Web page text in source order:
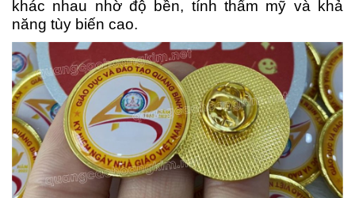
khác nhau nhờ độ bền, tính thẩm mỹ và khả
năng tùy biến cao.